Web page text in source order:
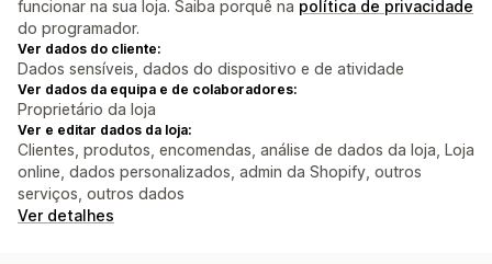
funcionar na sua loja. Saiba porquê na política de privacidade
do programador.
Ver dados do cliente:
Dados sensíveis, dados do dispositivo e de atividade
Ver dados da equipa e de colaboradores:
Proprietário da loja
Ver e editar dados da loja:
Clientes, produtos, encomendas, análise de dados da loja, Loja
online, dados personalizados, admin da Shopify, outros
serviços, outros dados
Ver detalhes